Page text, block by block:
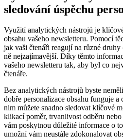
sledování úspěchu
Využití analytických nástrojů je
obsahu vašeho newsletteru. Pomocí
jak vaši čtenáři reagují na různé
ně nejzajímavější. Díky těmto
vašeho newsletteru tak, aby byl co
čtenáře.
Bez analytických nástrojů byste
dobře personalizace obsahu funguje
nim můžete snadno sledovat klíčové
klikací poměr, trvanlivost odběru
vám poskytnou důležité informace o
umožní vám neustále zdokonalovat